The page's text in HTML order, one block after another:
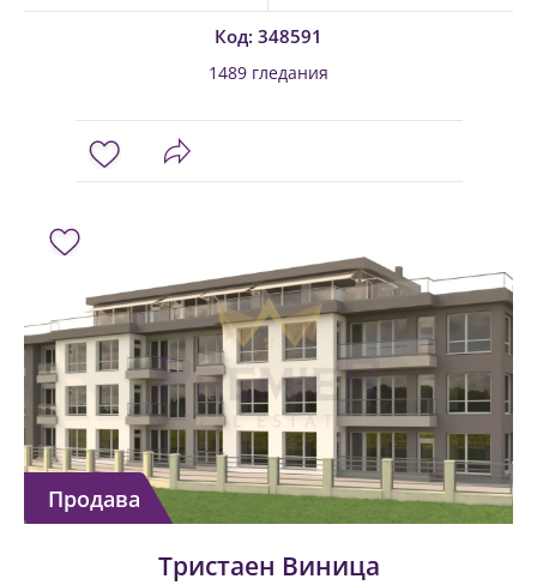
Код: 348591
1489 гледания
Продава
Тристаен Виница